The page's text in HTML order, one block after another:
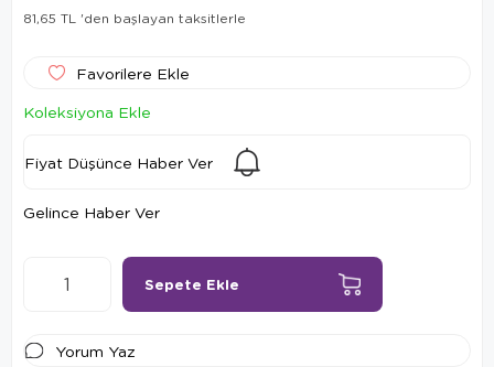
81,65 TL 'den başlayan taksitlerle
Favorilere Ekle
Koleksiyona Ekle
Fiyat Düşünce Haber Ver
Gelince Haber Ver
Yorum Yaz